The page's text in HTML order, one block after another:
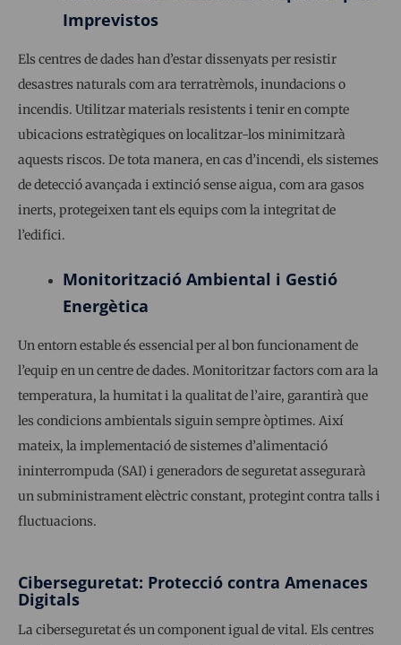
Imprevistos
Els centres de dades han d’estar dissenyats per resistir
desastres naturals com ara terratrèmols, inundacions o
incendis. Utilitzar materials resistents i tenir en compte
ubicacions estratègiques on localitzar-los minimitzarà
aquests riscos. De tota manera, en cas d’incendi, els sistemes
de detecció avançada i extinció sense aigua, com ara gasos
inerts, protegeixen tant els equips com la integritat de
l’edifici.
Monitorització Ambiental i Gestió
Energètica
Un entorn estable és essencial per al bon funcionament de
l’equip en un centre de dades. Monitoritzar factors com ara la
temperatura, la humitat i la qualitat de l’aire, garantirà que
les condicions ambientals siguin sempre òptimes. Així
mateix, la implementació de sistemes d’alimentació
ininterrompuda (SAI) i generadors de seguretat assegurarà
un subministrament elèctric constant, protegint contra talls i
fluctuacions.
Ciberseguretat: Protecció contra Amenaces
Digitals
La ciberseguretat és un component igual de vital. Els centres